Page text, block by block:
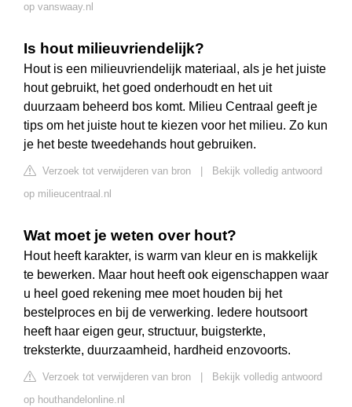
op vanswaay.nl
Is hout milieuvriendelijk?
Hout is een milieuvriendelijk materiaal, als je het juiste
hout gebruikt, het goed onderhoudt en het uit
duurzaam beheerd bos komt. Milieu Centraal geeft je
tips om het juiste hout te kiezen voor het milieu. Zo kun
je het beste tweedehands hout gebruiken.
Verzoek tot verwijderen van bron
Bekijk volledig antwoord
op milieucentraal.nl
Wat moet je weten over hout?
Hout heeft karakter, is warm van kleur en is makkelijk
te bewerken. Maar hout heeft ook eigenschappen waar
u heel goed rekening mee moet houden bij het
bestelproces en bij de verwerking. Iedere houtsoort
heeft haar eigen geur, structuur, buigsterkte,
treksterkte, duurzaamheid, hardheid enzovoorts.
Verzoek tot verwijderen van bron
Bekijk volledig antwoord
op houthandelonline.nl